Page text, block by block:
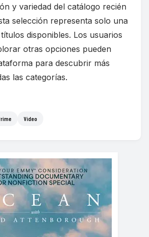
y variedad del catálogo recién
selección representa solo una
disponibles. Los usuarios
otras opciones pueden
para descubrir más
las categorías.
Video